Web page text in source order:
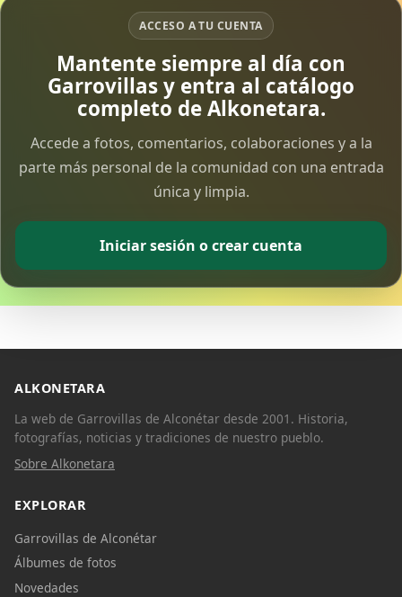
ACCESO A TU CUENTA
Mantente siempre al día con
Garrovillas y entra al catálogo
completo de Alkonetara.
Accede a fotos, comentarios, colaboraciones y a la
parte más personal de la comunidad con una entrada
única y limpia.
Iniciar sesión o crear cuenta
ALKONETARA
La web de Garrovillas de Alconétar desde 2001. Historia,
fotografías, noticias y tradiciones de nuestro pueblo.
Sobre Alkonetara
EXPLORAR
Garrovillas de Alconétar
Álbumes de fotos
Novedades